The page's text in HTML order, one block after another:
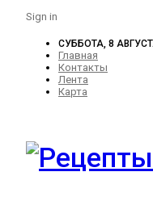
Sign in
СУББОТА, 8
Главная
Контакты
Лента
Карта